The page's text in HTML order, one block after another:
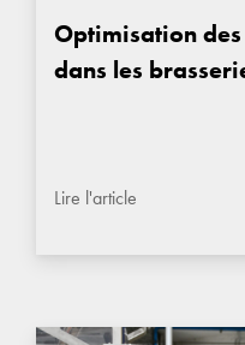
Optimisation
dans les
Lire l'article